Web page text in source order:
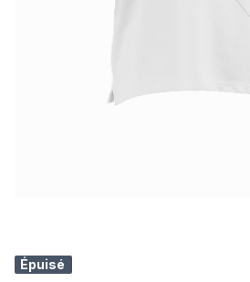
Épuisé